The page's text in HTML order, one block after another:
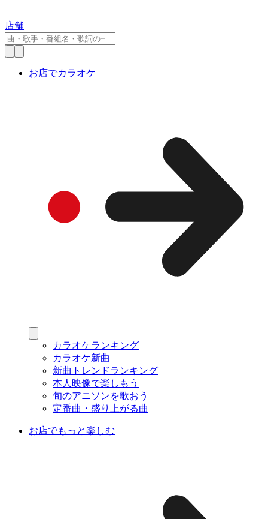
店舗
お店でカラオケ
カラオケランキング
カラオケ新曲
新曲トレンドランキング
本人映像で楽しもう
旬のアニソンを歌おう
定番曲・盛り上がる曲
お店でもっと楽しむ